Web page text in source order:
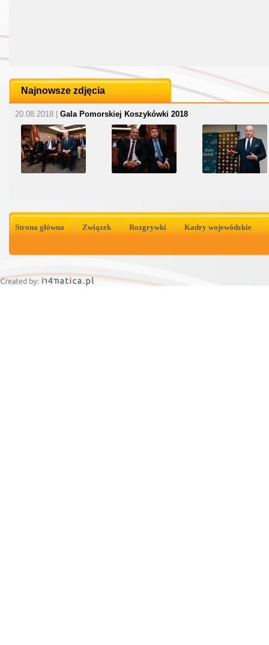
Najnowsze zdjęcia
20.08.2018 | Gala Pomorskiej Koszykówki 2018
Strona główna Związek Rozgrywki Kadry wojewódzkie